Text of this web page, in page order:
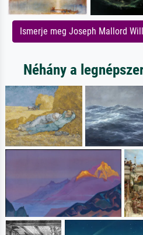
Ismerje meg Joseph Mallord
Néhány a